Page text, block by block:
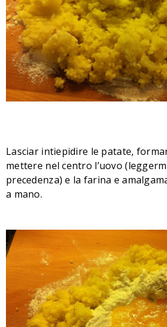
Lasciar intiepidire le patate,
mettere nel centro l’uovo
precedenza) e la farina e
a mano.